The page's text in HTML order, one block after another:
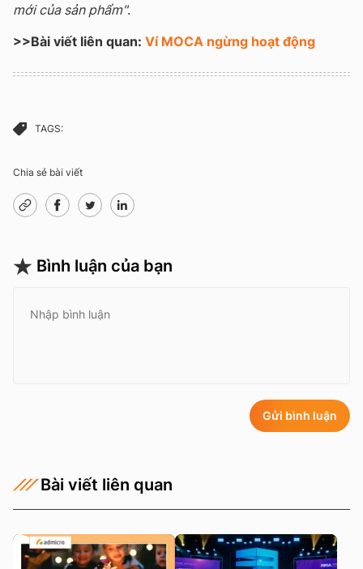
mới của sản phẩm".
>>Bài viết liên quan: Ví MOCA ngừng hoạt động
TAGS:
Chia sẻ bài viết
Bình luận của bạn
Gửi bình luận
Bài viết liên quan